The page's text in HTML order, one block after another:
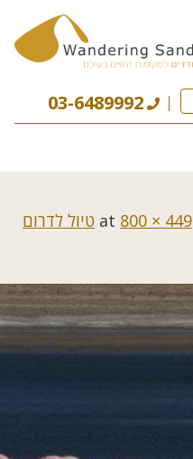
03-6489992
800 × 449
טיול לדרום